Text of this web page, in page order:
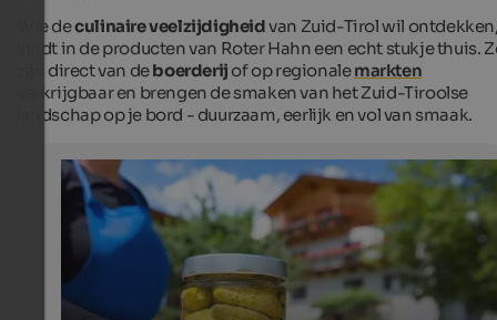
Quality products - Red Rooster
The various products from “Red Rooster” are available
at the farms and at farmers' markets.
SBB/Roter Hahn
Wie deculinaire veelzijdigheidvan Zuid-Tirol wil
vindt in de producten van Roter Hahn een echt stukje thuis.
zijn direct van deboerderij of op regionalemarkten
verkrijgbaar en brengen de smaken van het Zuid-Tiroolse
landschap op je bord - duurzaam, eerlijk en vol van smaak.